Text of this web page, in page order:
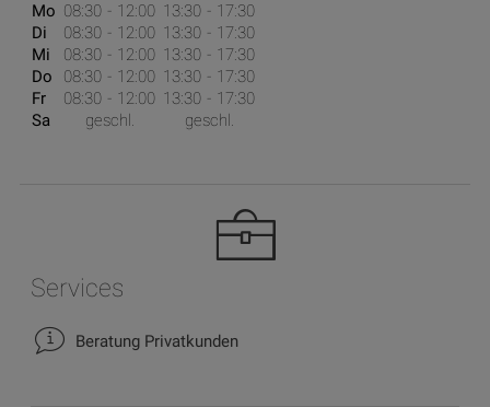
Mo
Di
Mi
Do
Fr
Sa
08:30
12:00
08:30
12:00
08:30
12:00
08:30
12:00
08:30
12:00
geschl.
13:30
17:30
13:30
17:30
13:30
17:30
13:30
17:30
13:30
17:30
geschl.
Services
Beratung Privatkunden